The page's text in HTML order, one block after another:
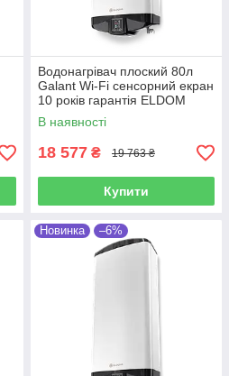
Водонагрівач плоский 80л
Galant Wi-Fi сенсорний екран
10 років гарантія ELDOM
(Болгарія)
В наявності
18 577 ₴ 19 763 ₴
Купити
Новинка –6%